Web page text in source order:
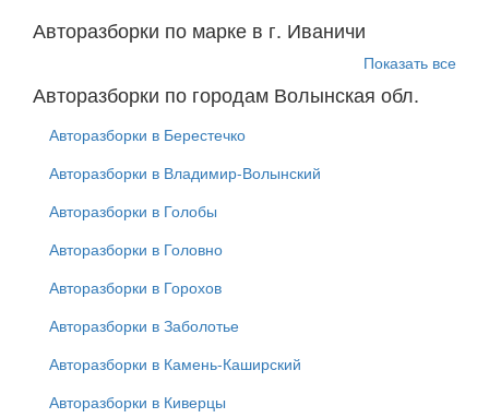
Авторазборки по марке в г. Иваничи
Показать все
Авторазборки по городам Волынская обл.
Авторазборки в Берестечко
Авторазборки в Владимир-Волынский
Авторазборки в Голобы
Авторазборки в Головно
Авторазборки в Горохов
Авторазборки в Заболотье
Авторазборки в Камень-Каширский
Авторазборки в Киверцы